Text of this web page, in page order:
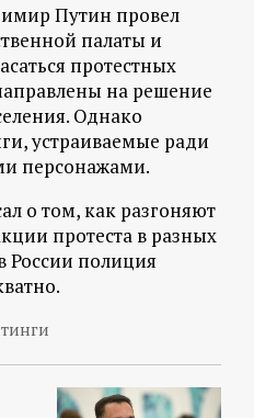
Путин провел
палаты и
протестных
на решение
Однако
устраиваемые ради
персонажами.
о том, как разгоняют
протеста в разных
России полиция